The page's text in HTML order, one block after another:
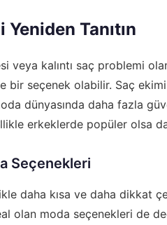
Tanıtın
veya kalıntı saç problemi
bir seçenek olabilir. Saç
dünyasında daha fazla
erkeklerde popüler olsa
Seçenekleri
daha kısa ve daha dikkat
olan moda seçenekleri de